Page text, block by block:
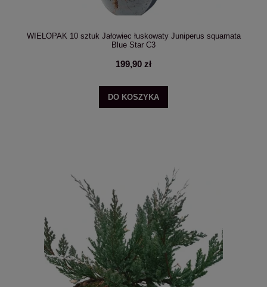
WIELOPAK 10 sztuk Jałowiec łuskowaty Juniperus squamata
Blue Star C3
199,90 zł
DO KOSZYKA